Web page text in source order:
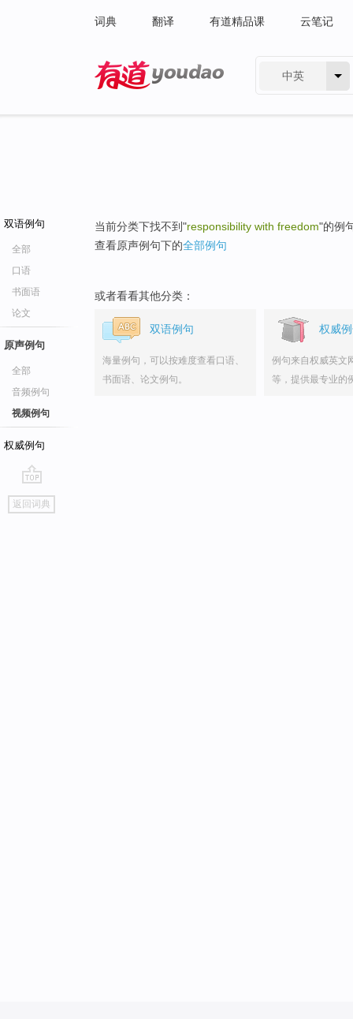
词典 翻译 有道精品课 云笔记
中英
双语例句
全部
口语
书面语
论文
原声例句
全部
音频例句
视频例句
权威例句
go
top
返回词典
当前分类下找不到"responsibility with freedom"的例
查看原声例句下的全部例句
或者看看其他分类：
双语例句
海量例句，可以按难度查看口语、
书面语、论文例句。
权威
例句来自权威英文
等，提供最专业的